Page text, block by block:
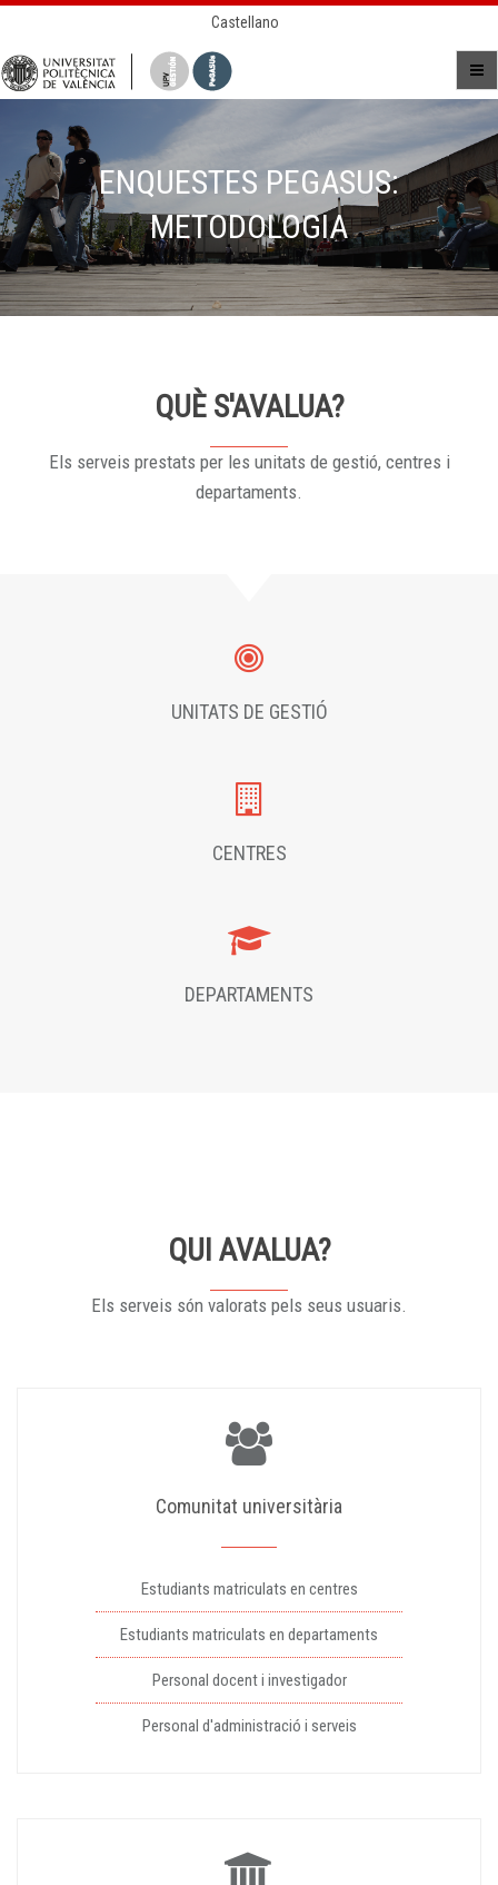
Castellano
ENQUESTES PEGASUS:
METODOLOGIA
QUÈ S'AVALUA?
Els serveis prestats per les unitats de gestió, centres i
departaments.
UNITATS DE GESTIÓ
CENTRES
DEPARTAMENTS
QUI AVALUA?
Els serveis són valorats pels seus usuaris.
Comunitat universitària
Estudiants matriculats en centres
Estudiants matriculats en departaments
Personal docent i investigador
Personal d'administració i serveis